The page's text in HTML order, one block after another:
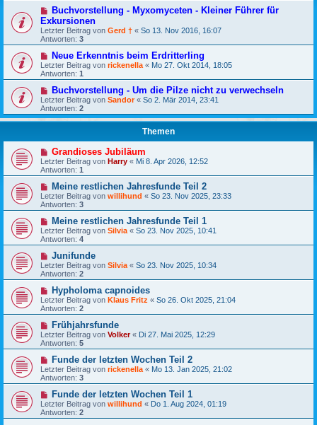
Buchvorstellung - Myxomyceten - Kleiner Führer für
Exkursionen
Letzter Beitrag von Gerd † « So 13. Nov 2016, 16:07
Antworten: 3
Neue Erkenntnis beim Erdritterling
Letzter Beitrag von rickenella « Mo 27. Okt 2014, 18:05
Antworten: 1
Buchvorstellung - Um die Pilze nicht zu verwechseln
Letzter Beitrag von Sandor« So 2. Mär 2014, 23:41
Antworten: 2
Themen
Grandioses Jubiläum
Letzter Beitrag von Harry « Mi 8. Apr 2026, 12:52
Antworten: 1
Meine restlichen Jahresfunde Teil 2
Letzter Beitrag von willihund « So 23. Nov 2025, 23:33
Antworten: 3
Meine restlichen Jahresfunde Teil 1
Letzter Beitrag von Silvia « So 23. Nov 2025, 10:41
Antworten: 4
Junifunde
Letzter Beitrag von Silvia « So 23. Nov 2025, 10:34
Antworten: 2
Hypholoma capnoides
Letzter Beitrag von Klaus Fritz « So 26. Okt 2025, 21:04
Antworten: 2
Frühjahrsfunde
Letzter Beitrag von Volker« Di 27. Mai 2025, 12:29
Antworten: 5
Funde der letzten Wochen Teil 2
Letzter Beitrag von rickenella « Mo 13. Jan 2025, 21:02
Antworten: 3
Funde der letzten Wochen Teil 1
Letzter Beitrag von willihund « Do 1. Aug 2024, 01:19
Antworten: 2